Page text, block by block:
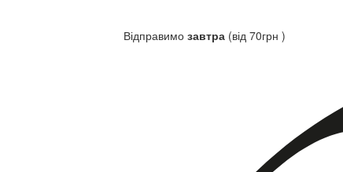
Відправимо завтра (від 70грн )